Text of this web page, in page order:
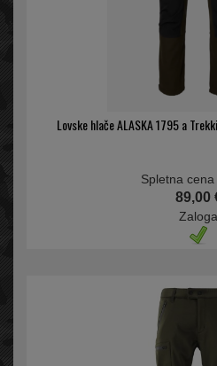
Lovske hlače ALASKA 1795 a
Spletna cena
89,00
Zaloga